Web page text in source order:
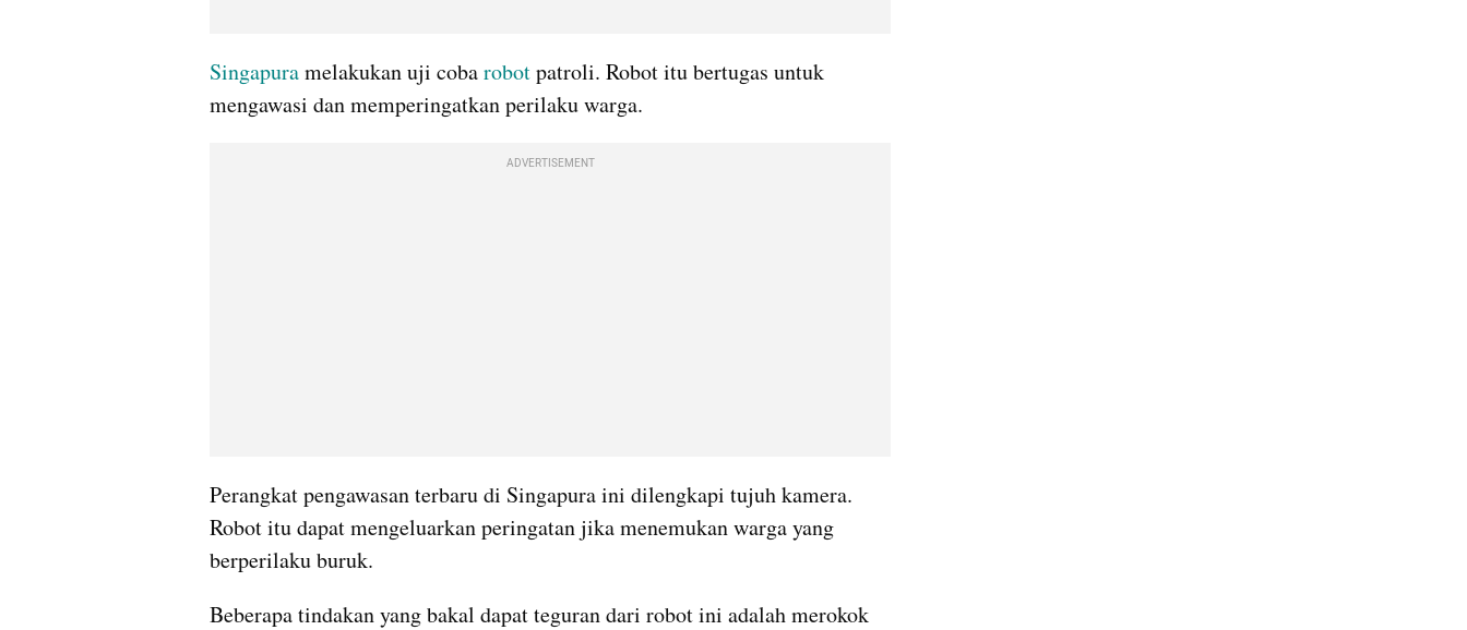
Singapura melakukan uji coba robot patroli. Robot itu bertugas untuk
mengawasi dan memperingatkan perilaku warga.
ADVERTISEMENT
Perangkat pengawasan terbaru di Singapura ini dilengkapi tujuh kamera.
Robot itu dapat mengeluarkan peringatan jika menemukan warga yang
berperilaku buruk.
Beberapa tindakan yang bakal dapat teguran dari robot ini adalah merokok